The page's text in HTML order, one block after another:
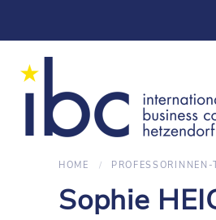
HOME PROFESSORINNEN-
Sophie